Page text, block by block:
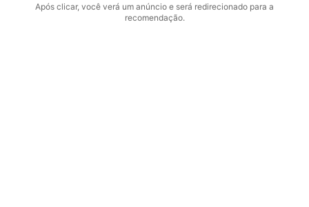
Após clicar, você verá um anúncio e será redirecionado para a
recomendação.